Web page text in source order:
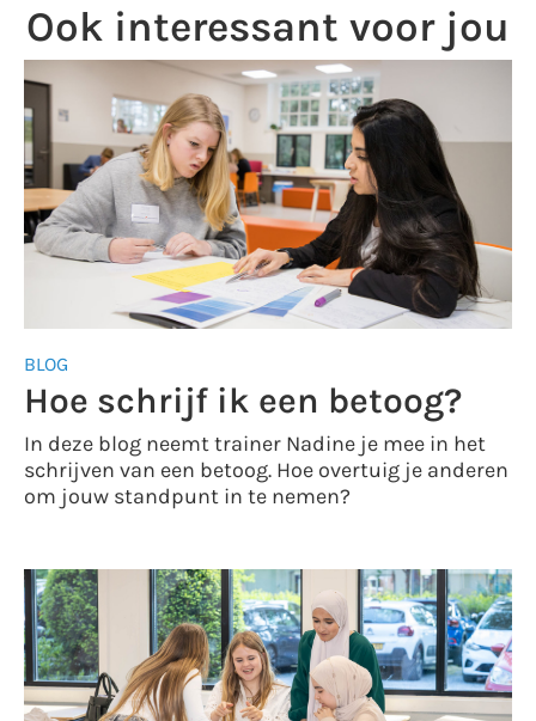
Ook interessant voor jou
BLOG
Hoe schrijf ik een betoog?
In deze blog neemt trainer Nadine je mee in het
schrijven van een betoog. Hoe overtuig je anderen
om jouw standpunt in te nemen?